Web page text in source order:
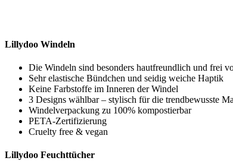
Lillydoo Windeln
Die Windeln sind besonders hautfreundlich und frei
Sehr elastische Bündchen und seidig weiche Haptik
Keine Farbstoffe im Inneren der Windel
3 Designs wählbar – stylisch für die trendbewusste
Windelverpackung zu 100% kompostierbar
PETA-Zertifizierung
Cruelty free & vegan
Lillydoo Feuchttücher